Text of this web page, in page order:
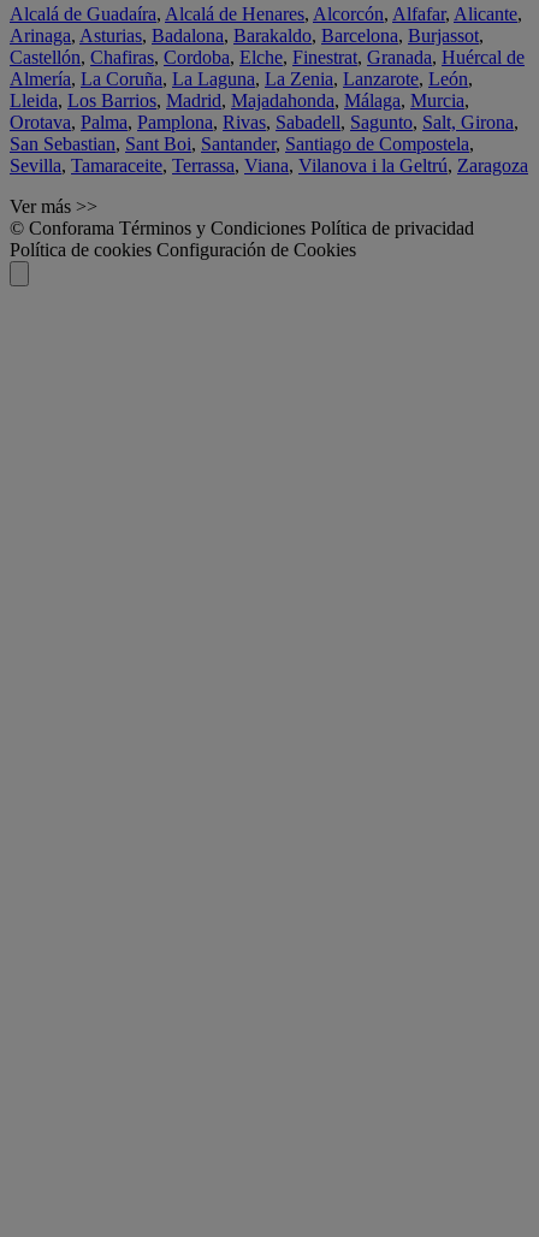
Alcalá de Guadaíra, Alcalá de Henares, Alcorcón, Alfafar, Alicante,
Arinaga, Asturias, Badalona, Barakaldo, Barcelona, Burjassot,
Castellón, Chafiras, Cordoba, Elche, Finestrat, Granada, Huércal de
Almería, La Coruña, La Laguna, La Zenia, Lanzarote, León,
Lleida, Los Barrios, Madrid, Majadahonda, Málaga, Murcia,
Orotava, Palma, Pamplona, Rivas, Sabadell, Sagunto, Salt, Girona,
San Sebastian, Sant Boi, Santander, Santiago de Compostela,
Sevilla, Tamaraceite, Terrassa, Viana, Vilanova i la Geltrú, Zaragoza
Ver más >>
© Conforama Términos y Condiciones Política de privacidad
Política de cookies Configuración de Cookies